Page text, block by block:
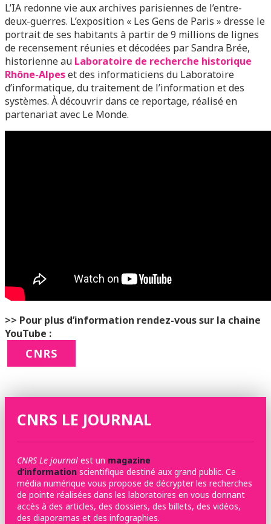
L’IA redonne vie aux archives parisiennes de l’entre-
deux-guerres. L’exposition « Les Gens de Paris » dresse le
portrait de ses habitants à partir de 9 millions de lignes
de recensement réunies et décodées par Sandra Brée,
historienne au Laboratoire de recherche historique
Rhône-Alpeset des informaticiens du Laboratoire
d’informatique, du traitement de l’information et des
systèmes. À découvrir dans ce reportage, réalisé en
partenariat avec Le Monde.
>> Pour plus d’information rendez-vous sur la chaine
YouTube :
CNRS
CNRS LE JOURNAL
CNRS Le journal est un magazine
d’information scientifique destiné aux grand public. Ce
média numérique vous propose de décrypter les recherches
de pointe réalisées dans les laboratoires en vous donnant
accès à des articles, des dossiers, des billets, des vidéos,
des diaporamas et des infographies.